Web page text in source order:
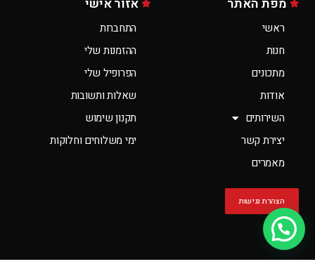
מפת האתר
ראשי
חנות
מתכונים
אודות
השירותים
יצירת קשר
מאמרים
הצהרת נגישות
אזור אישי
התחברות
ההזמנות שלי
הפרופיל שלי
שאלות ותשובות
תקנון שימוש
ימי משלוחים וחלוקות